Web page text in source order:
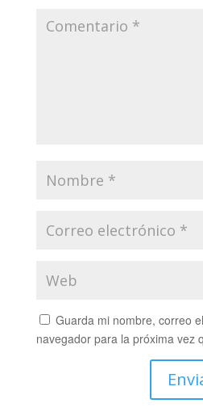
Guarda mi nombre, correo
navegador para la próxima vez